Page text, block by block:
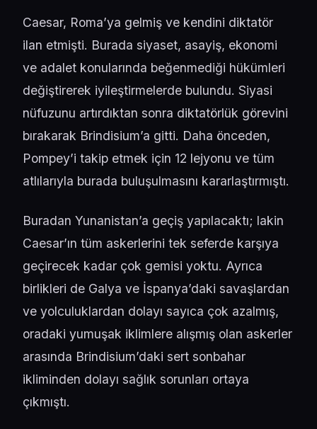
Caesar, Roma’ya gelmiş ve kendini diktatör
ilan etmişti. Burada siyaset, asayiş, ekonomi
ve adalet konularında beğenmediği hükümleri
değiştirerek iyileştirmelerde bulundu. Siyasi
nüfuzunu artırdıktan sonra diktatörlük görevini
bırakarak Brindisium’a gitti. Daha önceden,
Pompey’i takip etmek için 12 lejyonu ve tüm
atlılarıyla burada buluşulmasını kararlaştırmıştı.
Buradan Yunanistan’a geçiş yapılacaktı; lakin
Caesar’ın tüm askerlerini tek seferde karşıya
geçirecek kadar çok gemisi yoktu. Ayrıca
birlikleri de Galya ve İspanya’daki savaşlardan
ve yolculuklardan dolayı sayıca çok azalmış,
oradaki yumuşak iklimlere alışmış olan askerler
arasında Brindisium’daki sert sonbahar
ikliminden dolayı sağlık sorunları ortaya
çıkmıştı.